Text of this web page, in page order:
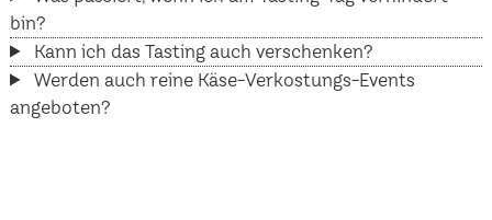
bin?
Kann ich das Tasting auch verschenken?
Werden auch reine Käse-Verkostungs-Events
angeboten?